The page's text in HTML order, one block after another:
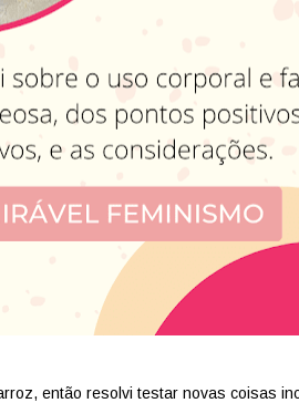
então resolvi testar novas coisas